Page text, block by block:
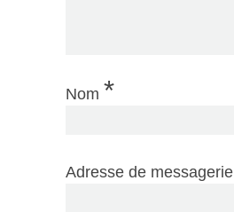
Nom *
Adresse de messagerie